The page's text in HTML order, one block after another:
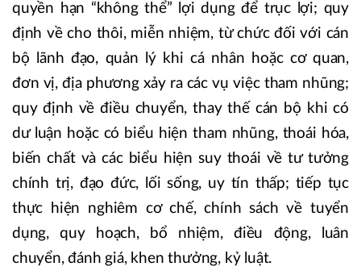
quyền hạn “không thể” lợi dụng để trục lợi; quy
định về cho thôi, miễn nhiệm, từ chức đối với cán
bộ lãnh đạo, quản lý khi cá nhân hoặc cơ quan,
đơn vị, địa phương xảy ra các vụ việc tham nhũng;
quy định về điều chuyển, thay thế cán bộ khi có
dư luận hoặc có biểu hiện tham nhũng, thoái hóa,
biến chất và các biểu hiện suy thoái về tư tưởng
chính trị, đạo đức, lối sống, uy tín thấp; tiếp tục
thực hiện nghiêm cơ chế, chính sách về tuyển
dụng, quy hoạch, bổ nhiệm, điều động, luân
chuyển, đánh giá, khen thưởng, kỷ luật.